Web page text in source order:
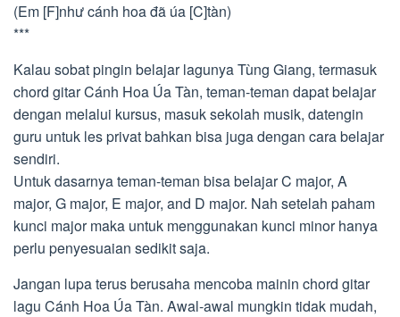
(Em [F]như cánh hoa đã úa [C]tàn)
***
Kalau sobat pingin belajar lagunya Tùng Giang, termasuk
chord gitar Cánh Hoa Úa Tàn, teman-teman dapat belajar
dengan melalui kursus, masuk sekolah musik, datengin
guru untuk les privat bahkan bisa juga dengan cara belajar
sendiri.
Untuk dasarnya teman-teman bisa belajar C major, A
major, G major, E major, and D major. Nah setelah paham
kunci major maka untuk menggunakan kunci minor hanya
perlu penyesuaian sedikit saja.
Jangan lupa terus berusaha mencoba mainin chord gitar
lagu Cánh Hoa Úa Tàn. Awal-awal mungkin tidak mudah,